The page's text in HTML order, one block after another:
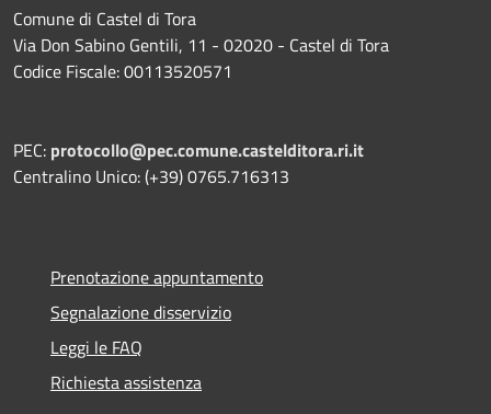
Comune di Castel di Tora
Via Don Sabino Gentili, 11 - 02020 - Castel di Tora
Codice Fiscale: 00113520571
PEC: protocollo@pec.comune.castelditora.ri.it
Centralino Unico: (+39) 0765.716313
Prenotazione appuntamento
Segnalazione disservizio
Leggi le FAQ
Richiesta assistenza